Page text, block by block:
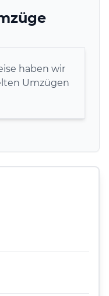
haben wir
Umzügen